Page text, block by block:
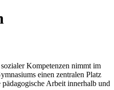
Kompetenzen nimmt im
einen zentralen Platz
Arbeit innerhalb und